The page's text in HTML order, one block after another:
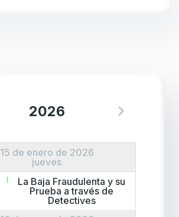
2026
15 de enero de 2026
jueves
La Baja Fraudulenta y su
Prueba a través de
Detectives